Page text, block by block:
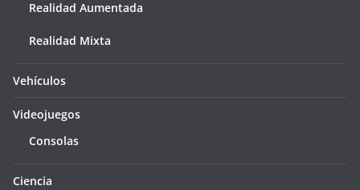
Realidad Aumentada
Realidad Mixta
Vehículos
Videojuegos
Consolas
Ciencia